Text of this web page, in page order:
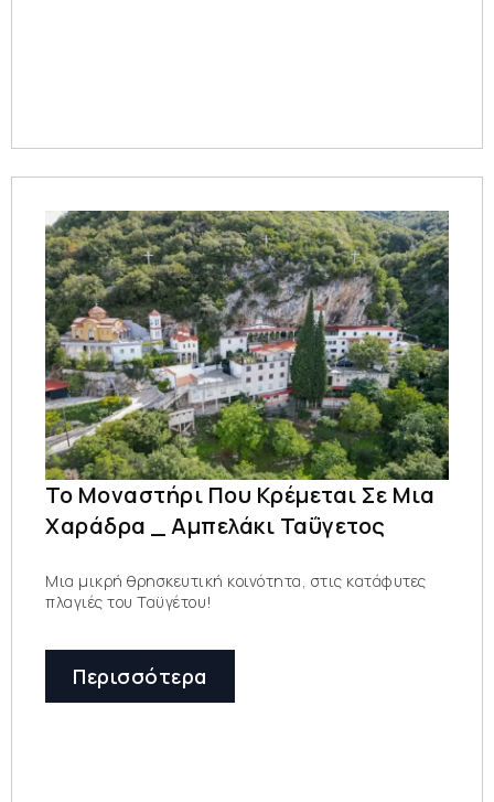
Το Μοναστήρι Που Κρέμεται Σε Μια
Χαράδρα _ Αμπελάκι Ταΰγετος
Μια μικρή θρησκευτική κοινότητα, στις κατάφυτες
πλαγιές του Ταϋγέτου!
Περισσότερα